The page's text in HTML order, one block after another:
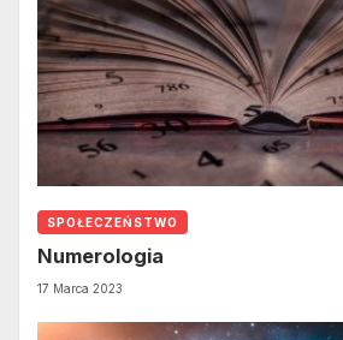
SPOŁECZEŃSTWO
Numerologia
17 Marca 2023